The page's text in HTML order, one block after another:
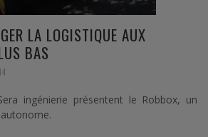
LA LOGISTIQUE AUX
BAS
ingénierie présentent le Robbox, un